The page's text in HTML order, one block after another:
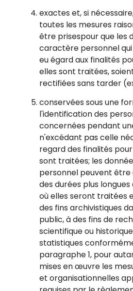
exactes et, si
toutes les mesures
être prisespour que les
caractère personnel
eu égard aux finalités
elles sont traitées,
rectifiées sans tarder
conservées sous une
l'identification des
concernées pendant
n'excédant pas celle
regard des finalités
sont traitées; les
personnel peuvent
des durées plus
où elles seront traitées
des fins archivistiques
public, à des fins de
scientifique ou
statistiques
paragraphe 1, pour
mises en œuvre les
et organisationnelles